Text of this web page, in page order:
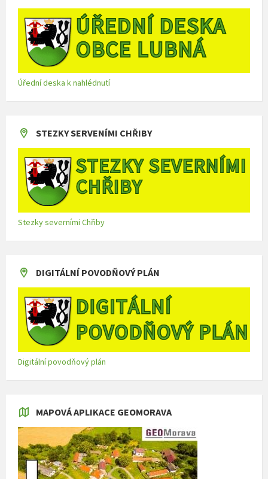
Úřední deska k nahlédnutí
STEZKY SERVENÍMI CHŘIBY
Stezky severními Chřiby
DIGITÁLNÍ POVODŇOVÝ PLÁN
Digitální povodňový plán
MAPOVÁ APLIKACE GEOMORAVA